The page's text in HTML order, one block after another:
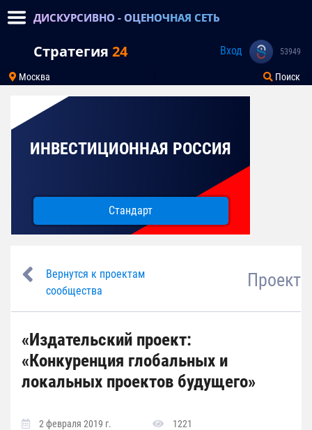
ДИСКУРСИВНО - ОЦЕНОЧНАЯ СЕТЬ
Стратегия 24 Вход 53949
Москва Поиск
ИНВЕСТИЦИОННАЯ РОССИЯ
Стандарт
Вернутся к проектам
сообщества
Проект
«Издательский проект:
«Конкуренция глобальных и
локальных проектов будущего»
2 февраля 2019 г.
1221